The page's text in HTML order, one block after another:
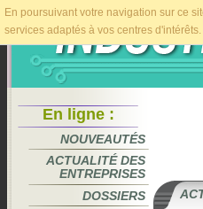
En poursuivant votre navigation sur ce
services adaptés à vos centres d'intérêts.
En ligne :
NOUVEAUTÉS
ACTUALITÉ DES
ENTREPRISES
DOSSIERS